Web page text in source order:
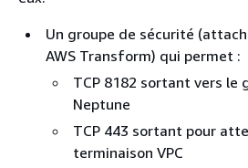
Un groupe de sécurité
AWS Transform) qui permet :
TCP 8182 sortant vers le
Neptune
TCP 443 sortant pour
terminaison VPC